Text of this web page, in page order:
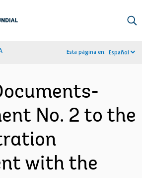
Esta página en: Español
No. 2 to the
with the